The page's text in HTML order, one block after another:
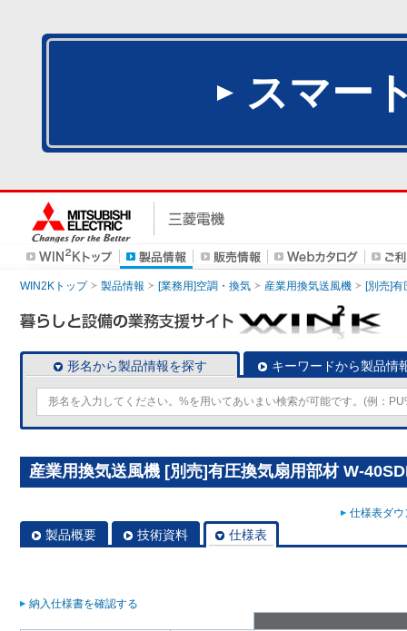
スマー
WIN2Kトップ 製品情報 [業務用]空調・換気 産業用換気送風機 [別売]有
形名から製品情報を探す キーワードから製品情
産業用換気送風機 [別売]有圧換気扇用部材 W-
仕様表ダ
製品概要 技術資料 仕様表
納入仕様書を確認する